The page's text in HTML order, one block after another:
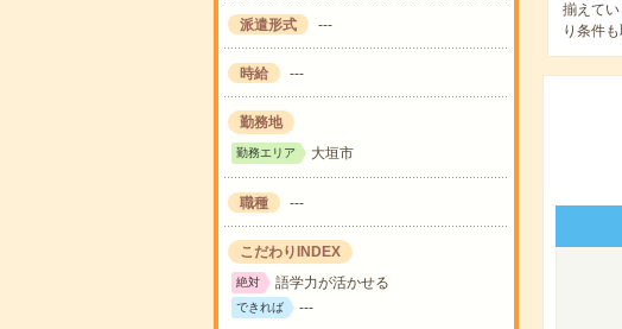
派遣形式 ---
時給 ---
勤務地
勤務エリア 大垣市
職種 ---
こだわりINDEX
絶対 語学力が活かせる
できれば ---
揃えてい
り条件